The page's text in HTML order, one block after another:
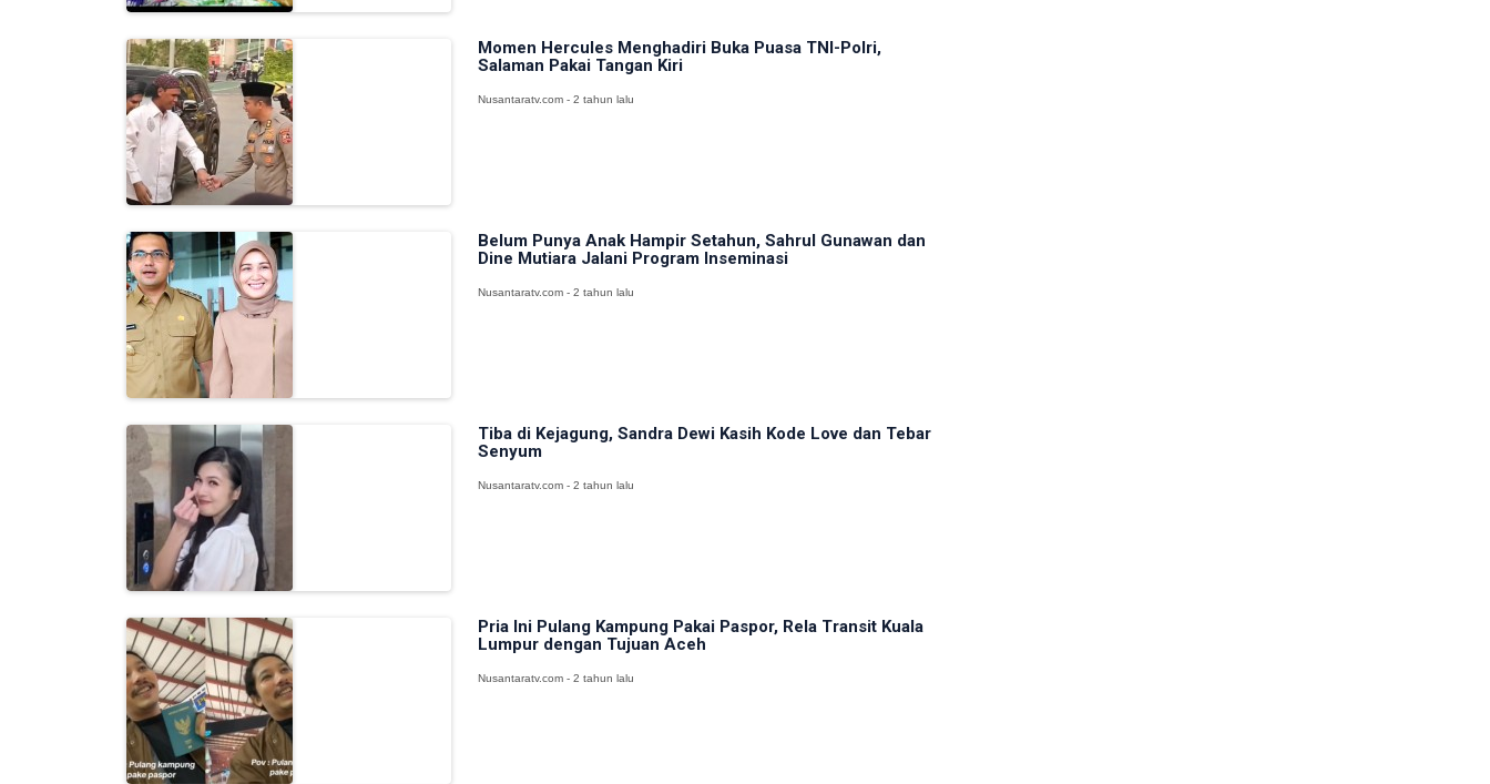
Momen Hercules Menghadiri Buka Puasa TNI-Polri,
Salaman Pakai Tangan Kiri
Nusantaratv.com - 2 tahun lalu
Belum Punya Anak Hampir Setahun, Sahrul Gunawan dan
Dine Mutiara Jalani Program Inseminasi
Nusantaratv.com - 2 tahun lalu
Tiba di Kejagung, Sandra Dewi Kasih Kode Love dan Tebar
Senyum
Nusantaratv.com - 2 tahun lalu
Pria Ini Pulang Kampung Pakai Paspor, Rela Transit Kuala
Lumpur dengan Tujuan Aceh
Nusantaratv.com - 2 tahun lalu